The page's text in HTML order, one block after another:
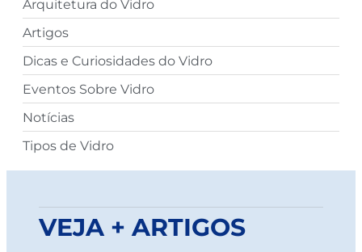
Arquitetura do Vidro
Artigos
Dicas e Curiosidades do Vidro
Eventos Sobre Vidro
Notícias
Tipos de Vidro
VEJA + ARTIGOS